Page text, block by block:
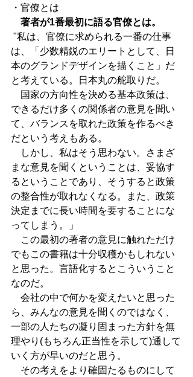
・官僚とは
著者が1番最初に語る官僚とは。
は、「少数精鋭のエリートとして、日
本のグランドデザインを描くこと」だ
と考えている。日本丸の舵取りだ。
国家の方向性を決める基本政策は、
できるだけ多くの関係者の意見を聞い
て、バランスを取れた政策を作るべき
だという考えもある。
しかし、私はそう思わない。さまざ
まな意見を聞くということは、妥協す
るということであり、そうすると政策
の整合性が取れなくなる。また、政策
決定までに長い時間を要することにな
ってしまう。」
この最初の著者の意見に触れただけ
でもこの書籍は十分収穫かもしれない
と思った。言語化するとこういうこと
なのだ。
会社の中で何かを変えたいと思った
ら、みんなの意見を聞くのではなく、
一部の人たちの凝り固まった方針を無
理やり(もちろん正当性を示して)通して
いく方が早いのだと思う。
その考えをより確固たるものにして